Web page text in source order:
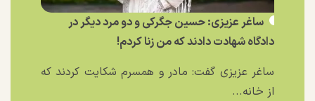
ساغر عزیزی: حسین جگرکی و دو مرد دیگر در
دادگاه شهادت دادند که من زنا کردم!
ساغر عزیزی گفت: مادر و همسرم شکایت کردند که
از خانه...